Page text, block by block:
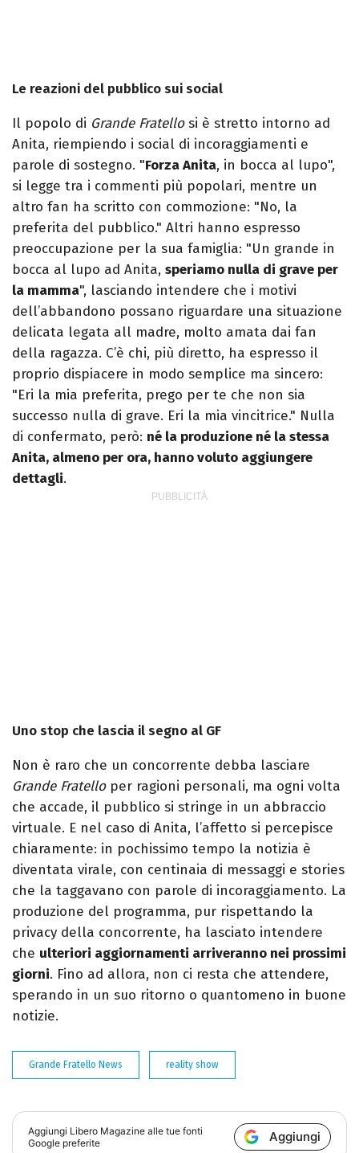
Le reazioni del pubblico sui social
Il popolo di Grande Fratellosi è stretto intorno ad
Anita, riempiendo i social di incoraggiamenti e
parole di sostegno. "Forza Anita, in bocca al lupo",
si legge tra i commenti più popolari, mentre un
altro fan ha scritto con commozione: "No, la
preferita del pubblico." Altri hanno espresso
preoccupazione per la sua famiglia: "Un grande in
bocca al lupo ad Anita, speriamo nulla di grave per
la mamma", lasciando intendere che i motivi
dell’abbandono possano riguardare una situazione
delicata legata all madre, molto amata dai fan
della ragazza. C’è chi, più diretto, ha espresso il
proprio dispiacere in modo semplice ma sincero:
"Eri la mia preferita, prego per te che non sia
successo nulla di grave. Eri la mia vincitrice." Nulla
di confermato, però: né la produzione né la stessa
Anita, almeno per ora, hanno voluto aggiungere
dettagli.
Uno stop che lascia il segno al GF
Non è raro che un concorrente debba lasciare
Grande Fratelloper ragioni personali, ma ogni volta
che accade, il pubblico si stringe in un abbraccio
virtuale. E nel caso di Anita, l’affetto si percepisce
chiaramente: in pochissimo tempo la notizia è
diventata virale, con centinaia di messaggi e stories
che la taggavano con parole di incoraggiamento. La
produzione del programma, pur rispettando la
privacy della concorrente, ha lasciato intendere
che ulteriori aggiornamenti arriveranno nei prossimi
giorni. Fino ad allora, non ci resta che attendere,
sperando in un suo ritorno o quantomeno in buone
notizie.
Grande Fratello News reality show
Aggiungi Libero Magazine alle tue fonti
Google preferite
Aggiungi